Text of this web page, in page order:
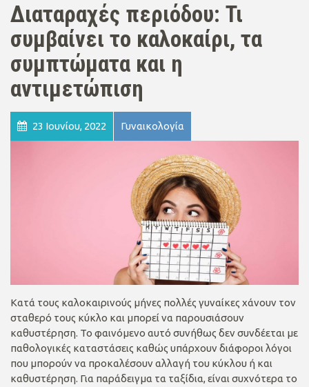
Διαταραχές περιόδου: Τι
συμβαίνει το καλοκαίρι, τα
συμπτώματα και η
αντιμετώπιση
23 Ιουνίου, 2022 Γυναικολογία
Κατά τους καλοκαιρινούς μήνες πολλές γυναίκες χάνουν τον
σταθερό τους κύκλο και μπορεί να παρουσιάσουν
καθυστέρηση. Το φαινόμενο αυτό συνήθως δεν συνδέεται με
παθολογικές καταστάσεις καθώς υπάρχουν διάφοροι λόγοι
που μπορούν να προκαλέσουν αλλαγή του κύκλου ή και
καθυστέρηση. Για παράδειγμα τα ταξίδια, είναι συχνότερα το